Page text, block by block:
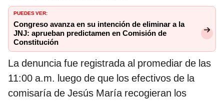
PUEDES VER:
Congreso avanza en su intención de eliminar a la
JNJ: aprueban predictamen en Comisión de
Constitución
La denuncia fue registrada al promediar de las
11:00 a.m. luego de que los efectivos de la
comisaría de Jesús María recogieran los